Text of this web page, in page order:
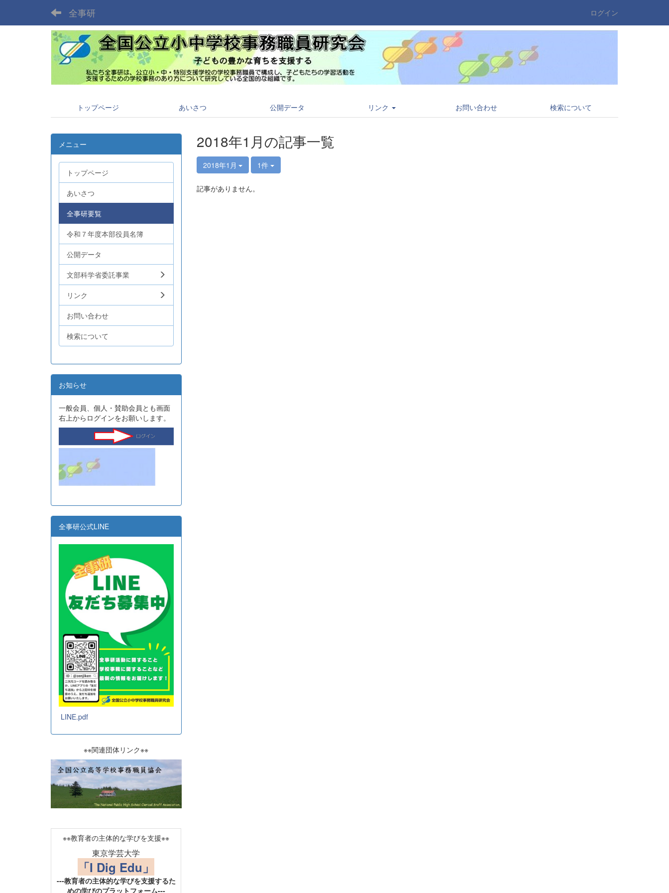
全事研 ログイン
トップページ あいさつ 公開データ リンク お問い合わせ 検索について
2018年1月の記事一覧
2018年1月 1件
記事がありません。
メニュー
トップページ
あいさつ
全事研要覧
令和７年度本部役員名簿
公開データ
文部科学省委託事業
リンク
お問い合わせ
検索について
お知らせ
一般会員、個人・賛助会員とも画面
右上からログインをお願いします。
全事研公式LINE
LINE.pdf
※※関連団体リンク※※
※※教育者の主体的な学びを支援※※
東京学芸大学
「I Dig Edu」
---教育者の主体的な学びを支援するた
めの学びのプラットフォーム---